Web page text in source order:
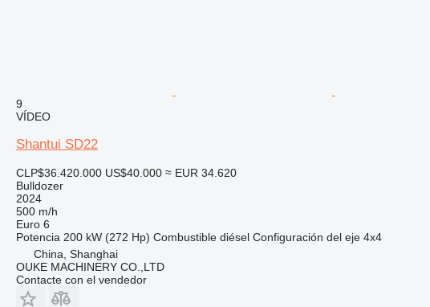
9
VÍDEO
Shantui SD22
CLP$36.420.000 US$40.000 ≈ EUR 34.620
Bulldozer
2024
500 m/h
Euro 6
Potencia 200 kW (272 Hp) Combustible diésel Configuración del eje 4x4
China, Shanghai
OUKE MACHINERY CO.,LTD
Contacte con el vendedor